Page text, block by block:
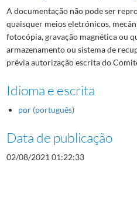
A documentação não pode ser
quaisquer meios eletrónicos,
fotocópia, gravação magnética ou
armazenamento ou sistema de
prévia autorização escrita do
Idioma e escrita
por (português)
Data de publicação
02/08/2021 01:22:33